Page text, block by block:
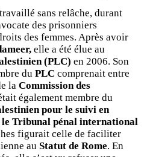
sans relâche, durant
des prisonniers
des femmes. Après avoir
elle a été élue au
(PLC) en 2006. Son
du PLC comprenait entre
la Commission des
également membre du
pour le suivi en
Tribunal pénal international
figurait celle de faciliter
au Statut de Rome. En